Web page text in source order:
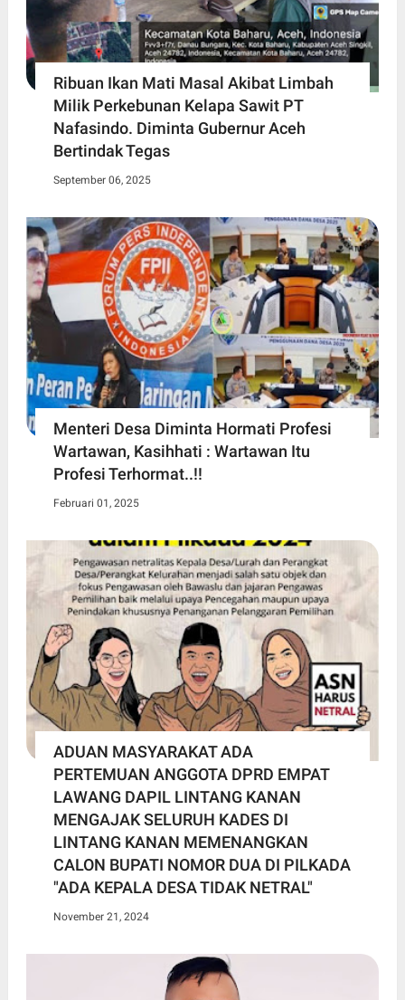
Ribuan Ikan Mati Masal Akibat Limbah
Milik Perkebunan Kelapa Sawit PT
Nafasindo. Diminta Gubernur Aceh
Bertindak Tegas
September 06, 2025
Menteri Desa Diminta Hormati Profesi
Wartawan, Kasihhati : Wartawan Itu
Profesi Terhormat..!!
Februari 01, 2025
ADUAN MASYARAKAT ADA
PERTEMUAN ANGGOTA DPRD EMPAT
LAWANG DAPIL LINTANG KANAN
MENGAJAK SELURUH KADES DI
LINTANG KANAN MEMENANGKAN
CALON BUPATI NOMOR DUA DI PILKADA
"ADA KEPALA DESA TIDAK NETRAL"
November 21, 2024